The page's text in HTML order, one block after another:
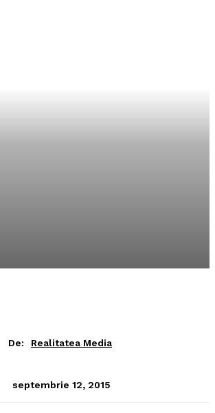
De: Realitatea Media
septembrie 12, 2015